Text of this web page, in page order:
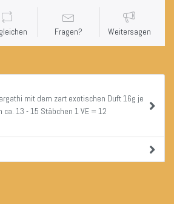
Fragen? Weitersagen
mit dem zart exotischen Duft 16g je
13 - 15 Stäbchen 1 VE = 12